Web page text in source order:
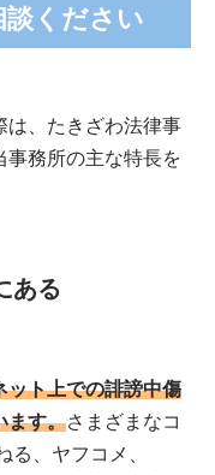
談ください
は、たきざわ法律事
事務所の主な特長を
ある
ット上での誹謗中傷
ます。さまざまなコ
る、ヤフコメ、